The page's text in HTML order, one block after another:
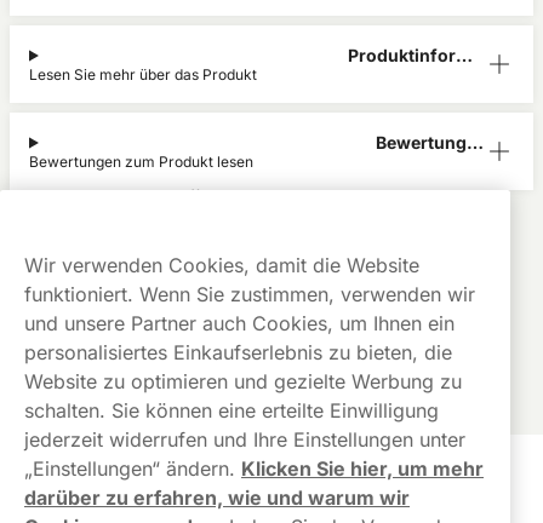
Produktinform
Lesen Sie mehr über das Produkt
Bewertunge
Bewertungen zum Produkt lesen
Rechnung
Gratis
Versand
Dieses Produkt ist nicht risikofrei und enthält Nikotin, eine
süchtig machende Substanz.
Kundendienst
Wir verwenden Cookies, damit die Website
funktioniert. Wenn Sie zustimmen, verwenden wir
und unsere Partner auch Cookies, um Ihnen ein
personalisiertes Einkaufserlebnis zu bieten, die
Website zu optimieren und gezielte Werbung zu
schalten. Sie können eine erteilte Einwilligung
jederzeit widerrufen und Ihre Einstellungen unter
„Einstellungen“ ändern. Klicken Sie hier, um mehr
darüber zu erfahren, wie und warum wir